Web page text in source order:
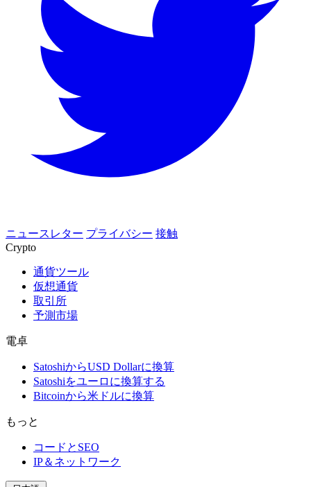
ニュースレター プライバシー 接触
Crypto
通貨ツール
仮想通貨
取引所
予測市場
電卓
SatoshiからUSD Dollarに換算
Satoshiをユーロに換算する
Bitcoinから米ドルに換算
もっと
コードとSEO
IP＆ネットワーク